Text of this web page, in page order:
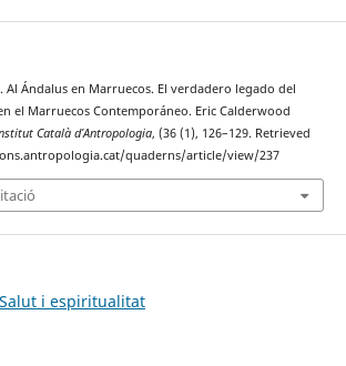
Al Ándalus en Marruecos. El verdadero legado del
el Marruecos Contemporáneo. Eric Calderwood
Català d’Antropologia, (36 (1), 126–129. Retrieved
quaderns/article/view/237
i espiritualitat